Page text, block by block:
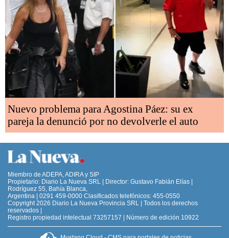
Nuevo problema para Agostina Páez: su ex
pareja la denunció por no devolverle el auto
Miembro de ADEPA, ADIRA y SIP
Propietario: Diario La Nueva SRL | Director: Gustavo Fabián Elías |
Rodríguez 55, Bahía Blanca,
Argentina | 0291 459-0000 Clasificados telefónicos: 455-0550
Copyright 2026 Diario La Nueva Provincia SRL | Todos los derechos
reservados |
Registro propiedad intelectual 73257157 | Número de edición 10922